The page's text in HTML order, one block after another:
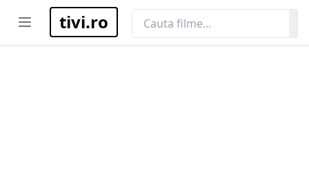
Open menutivi.ro